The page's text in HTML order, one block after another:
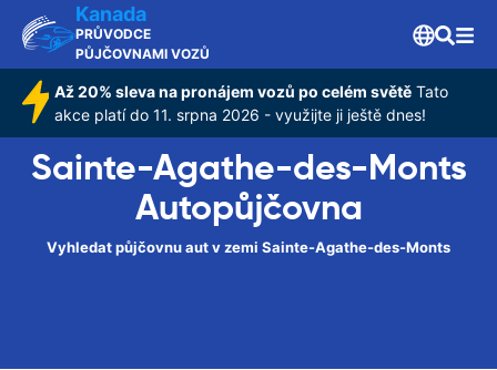
Kanada
PRŮVODCE
PŮJČOVNAMI VOZŮ
Až 20% sleva na pronájem vozů po celém světě Tato
akce platí do 11. srpna 2026 - využijte ji ještě dnes!
Sainte-Agathe-des-Monts
Autopůjčovna
Vyhledat půjčovnu aut v zemi Sainte-Agathe-des-Monts